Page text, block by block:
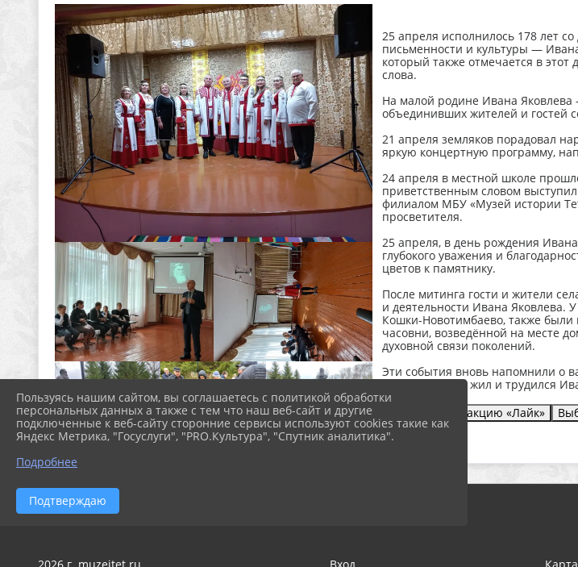
25 апреля исполнилось 178 лет
письменности и культуры —
который также отмечается в
слова.
На малой родине Ивана
объединивших жителей и гостей
21 апреля земляков порадовал
яркую концертную программу,
24 апреля в местной школе
приветственным словом
филиалом МБУ «Музей истории
просветителя.
25 апреля, в день рождения
глубокого уважения и
цветов к памятнику.
После митинга гости и жители
и деятельности Ивана Яковлева.
Кошки-Новотимбаево, также
часовни, возведённой на месте
духовной связи поколений.
Эти события вновь напомнили о
того, ради чего жил и трудился
Отправить реакцию «Лайк»
Пользуясь нашим сайтом, вы соглашаетесь с политикой обработки
персональных данных а также с тем что наш веб-сайт и другие
подключенные к веб-сайту сторонние сервисы используют cookies такие как
Яндекс Метрика, "Госуслуги", "PRO.Культура", "Спутник аналитика".
Подробнее
Подтверждаю